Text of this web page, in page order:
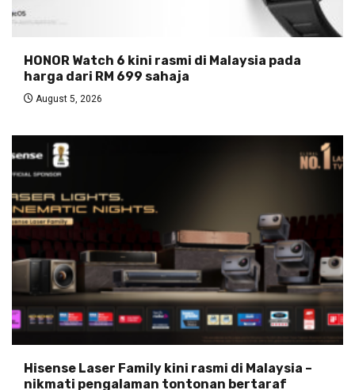
HONOR Watch 6 kini rasmi di Malaysia pada
harga dari RM 699 sahaja
August 5, 2026
Hisense Laser Family kini rasmi di Malaysia –
nikmati pengalaman tontonan bertaraf